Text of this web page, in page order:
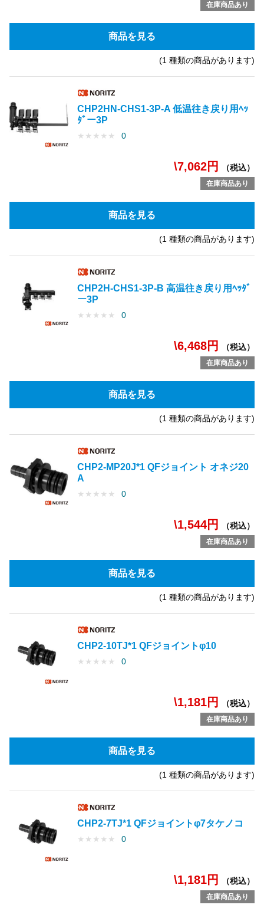
在庫商品あり
商品を見る
(1 種類の商品があります)
CHP2HN-CHS1-3P-A 低温往き戻り用ﾍｯ
ﾀﾞー3P
★ ★ ★ ★ ★ 0
\7,062円 （税込）
在庫商品あり
商品を見る
(1 種類の商品があります)
CHP2H-CHS1-3P-B 高温往き戻り用ﾍｯﾀﾞ
ー3P
★ ★ ★ ★ ★ 0
\6,468円 （税込）
在庫商品あり
商品を見る
(1 種類の商品があります)
CHP2-MP20J*1 QFジョイント オネジ20
A
★ ★ ★ ★ ★ 0
\1,544円 （税込）
在庫商品あり
商品を見る
(1 種類の商品があります)
CHP2-10TJ*1 QFジョイントφ10
★ ★ ★ ★ ★ 0
\1,181円 （税込）
在庫商品あり
商品を見る
(1 種類の商品があります)
CHP2-7TJ*1 QFジョイントφ7タケノコ
★ ★ ★ ★ ★ 0
\1,181円 （税込）
在庫商品あり